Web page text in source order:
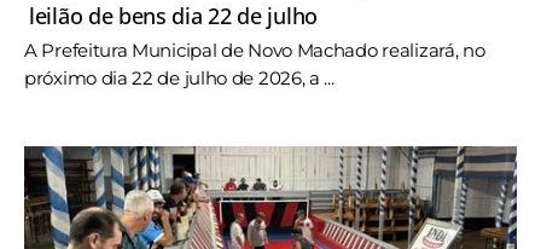
leilão de bens dia 22 de julho
A Prefeitura Municipal de Novo Machado realizará, no
próximo dia 22 de julho de 2026, a ...